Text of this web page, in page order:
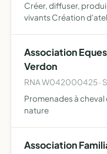
Créer, diffuser,
vivants Création
Association
Verdon
RNA W042000425 ·
Promenades à
nature
Association